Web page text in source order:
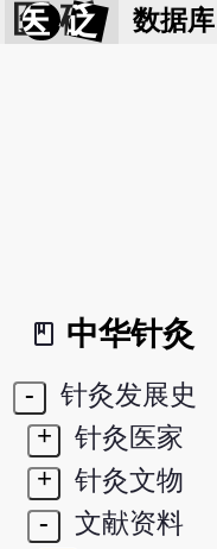
医 砭 数据库
book_2
中华针灸
-
针灸发展史
+
针灸医家
+
针灸文物
-
文献资料